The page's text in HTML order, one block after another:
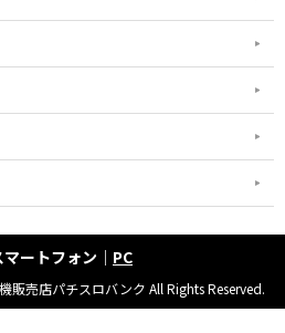
ートフォン｜ PC
売店パチスロバンク All Rights Reserved.